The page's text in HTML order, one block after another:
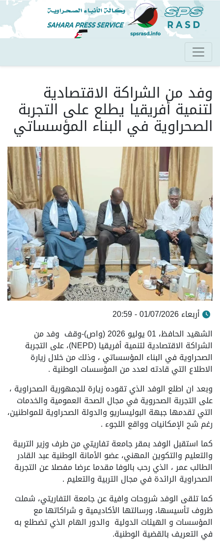
تجاوز
إلى
المحتوى
الرئيسي
وفد من الشراكة الاقتصادية
لتنمية أفريقيا يطلع على التجربة
الصحراوية في البناء المؤسساتي
أربعاء 01/07/2026 - 20:59
الشهيد الحافظ، 01 يوليو 2026 (واص)-وقف وفد من
الشراكة الاقتصادية لتنمية أفريقيا (NEPD)، على التجربة
الصحراوية في البناء المؤسساتي ، وذلك من خلال زيارة
الاطلاع التي قادته لعدد من المؤسسات الوطنية .
وبعد ان اطلع الوفد الذي تقوده زيارة للجمهورية الصحراوية ،
على التجربة الصحروية في مجال الصحة العمومية والخدمات
التي تقدمها جبهة البوليساريو والدولة الصحراوية للمواطنين،
رغم شح الإمكانيات وواقع اللجوء .
كما استقبل الوفد بمقر جامعة تفاريتي من طرف وزير التربية
والتعليم والتكوين المهني، عضو الأمانة الوطنية عبد القادر
الطالب عمر ، الذي رحب بالوفا مقدما عرضا مفصلا عن التجربة
الصحراوية الرائدة في مجال التربية والتعليم .
كما تلقى الوفد شروحات وافية عن جامعة التفاريتي، شملت
ظروف تأسيسها، ورسالتها الأكاديمية و شراكاتها مع
المؤسسات و الهيئات الدولية والدور الهام الذي تضطلع به
في التعريف بالقضية الوطنية.